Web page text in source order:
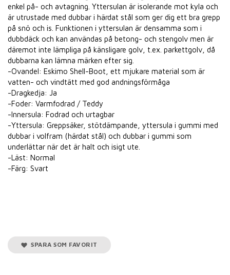
enkel på- och avtagning. Yttersulan är isolerande mot kyla och
är utrustade med dubbar i härdat stål som ger dig ett bra grepp
på snö och is. Funktionen i yttersulan är densamma som i
dubbdäck och kan användas på betong- och stengolv men är
däremot inte lämpliga på känsligare golv, t.ex. parkettgolv, då
dubbarna kan lämna märken efter sig.
-Ovandel: Eskimo Shell-Boot, ett mjukare material som är
vatten- och vindtätt med god andningsförmåga
-Dragkedja: Ja
-Foder: Varmfodrad / Teddy
-Innersula: Fodrad och urtagbar
-Yttersula: Greppsäker, stötdämpande, yttersula i gummi med
dubbar i volfram (härdat stål) och dubbar i gummi som
underlättar när det är halt och isigt ute.
-Läst: Normal
-Färg: Svart
SPARA SOM FAVORIT